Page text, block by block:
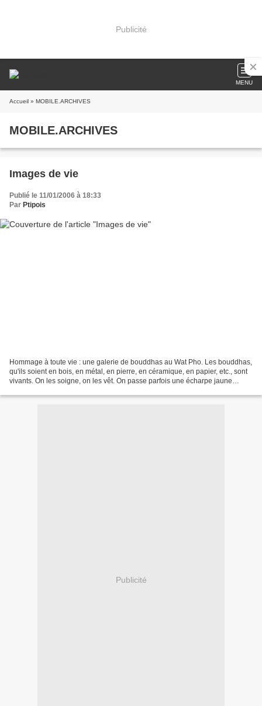
Publicité
MENU
Accueil » MOBILE.ARCHIVES
MOBILE.ARCHIVES
Images de vie
Publié le 11/01/2006 à 18:33
Par Ptipois
Hommage à toute vie : une galerie de bouddhas au Wat Pho. Les bouddhas,
qu'ils soient en bois, en métal, en pierre, en céramique, en papier, etc., sont
vivants. On les soigne, on les vêt. On passe parfois une écharpe jaune
Publicité